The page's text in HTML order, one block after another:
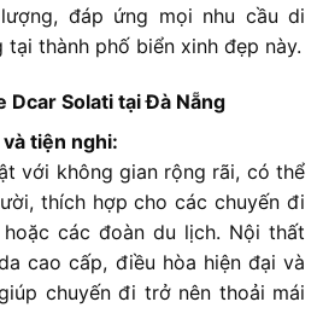
đáp ứng mọi nhu cầu di
tại thành phố biển xinh đẹp này.
Dcar Solati tại Đà Nẵng
tiện nghi:
với không gian rộng rãi, có thể
thích hợp cho các chuyến đi
các đoàn du lịch. Nội thất
cao cấp, điều hòa hiện đại và
chuyến đi trở nên thoải mái